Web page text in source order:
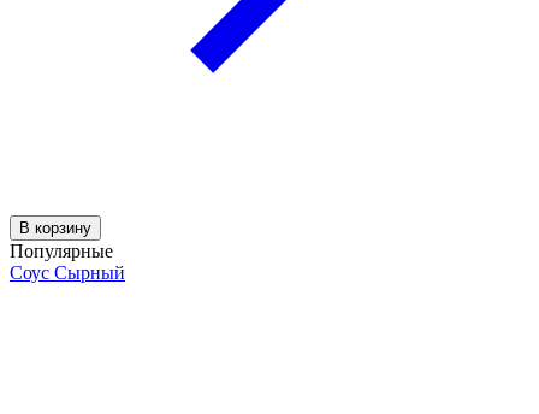
В корзину
Популярные
Соус Сырный